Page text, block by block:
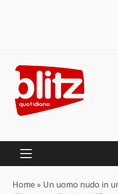
content
PRIMARY
Home » Un uomo nudo in